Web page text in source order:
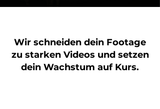
Wir schneiden dein Footage
zu starken Videos und setzen
dein Wachstum auf Kurs.